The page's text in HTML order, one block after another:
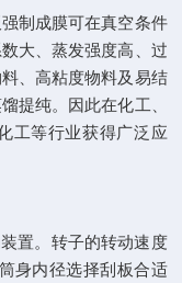
制成膜可在真空条件
大、蒸发强度高、过
、高粘度物料及易结
提纯。因此在化工、
工等行业获得广泛应
置。转子的转动速度
身内径选择刮板合适